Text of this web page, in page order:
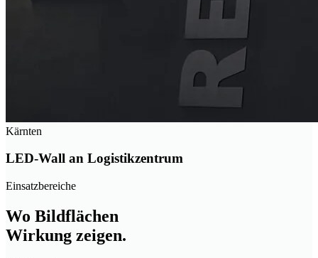
Kärnten
LED-Wall an Logistikzentrum
Einsatzbereiche
Wo Bild­flächen
Wirkung zeigen.